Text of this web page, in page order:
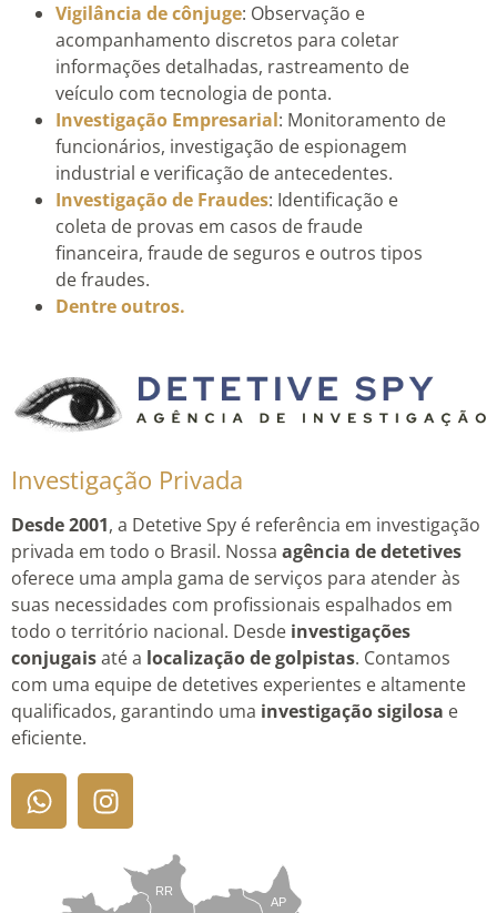
Vigilância de cônjuge: Observação e
acompanhamento discretos para coletar
informações detalhadas, rastreamento de
veículo com tecnologia de ponta.
Investigação Empresarial: Monitoramento de
funcionários, investigação de espionagem
industrial e verificação de antecedentes.
Investigação de Fraudes: Identificação e
coleta de provas em casos de fraude
financeira, fraude de seguros e outros tipos
de fraudes.
Dentre outros.
Investigação Privada
Desde 2001, a Detetive Spy é referência em investigação
privada em todo o Brasil. Nossa agência de detetives
oferece uma ampla gama de serviços para atender às
suas necessidades com profissionais espalhados em
todo o território nacional. Desde investigações
conjugaisaté a localização de golpistas. Contamos
com uma equipe de detetives experientes e altamente
qualificados, garantindo uma investigação sigilosa e
eficiente.
AP
RR